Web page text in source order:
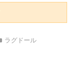
ラグドール